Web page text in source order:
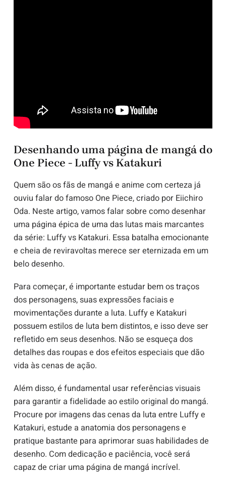
Desenhando uma página de mangá do
One Piece - Luffy vs Katakuri
Quem são os fãs de mangá e anime com certeza já
ouviu falar do famoso One Piece, criado por Eiichiro
Oda. Neste artigo, vamos falar sobre como desenhar
uma página épica de uma das lutas mais marcantes
da série: Luffy vs Katakuri. Essa batalha emocionante
e cheia de reviravoltas merece ser eternizada em um
belo desenho.
Para começar, é importante estudar bem os traços
dos personagens, suas expressões faciais e
movimentações durante a luta. Luffy e Katakuri
possuem estilos de luta bem distintos, e isso deve ser
refletido em seus desenhos. Não se esqueça dos
detalhes das roupas e dos efeitos especiais que dão
vida às cenas de ação.
Além disso, é fundamental usar referências visuais
para garantir a fidelidade ao estilo original do mangá.
Procure por imagens das cenas da luta entre Luffy e
Katakuri, estude a anatomia dos personagens e
pratique bastante para aprimorar suas habilidades de
desenho. Com dedicação e paciência, você será
capaz de criar uma página de mangá incrível.